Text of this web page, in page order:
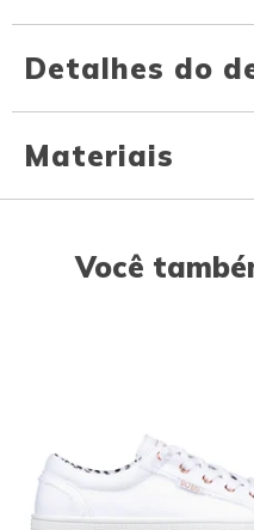
Detalhes do
Materiais
Você